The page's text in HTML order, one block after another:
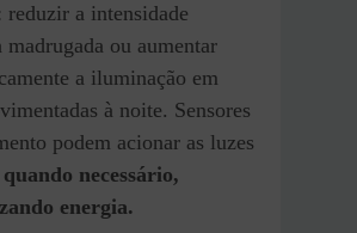
reduzir a intensidade
madrugada ou aumentar
a iluminação em
à noite. Sensores
podem acionar as luzes
necessário,
energia.